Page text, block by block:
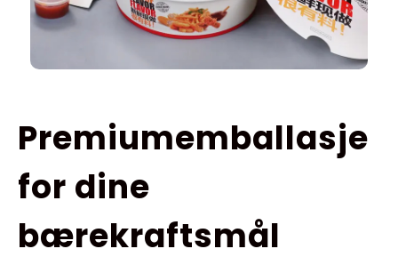
Premiumemballasje
for dine
bærekraftsmål